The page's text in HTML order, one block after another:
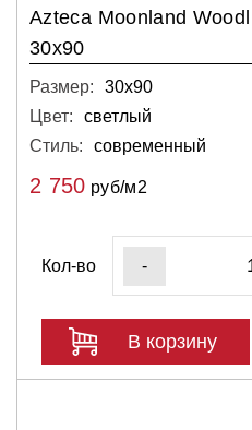
Azteca Moonland
30x90
Размер:
30х90
Цвет:
светлый
Стиль:
современный
2 750 руб/м2
Кол-во -
В корзину